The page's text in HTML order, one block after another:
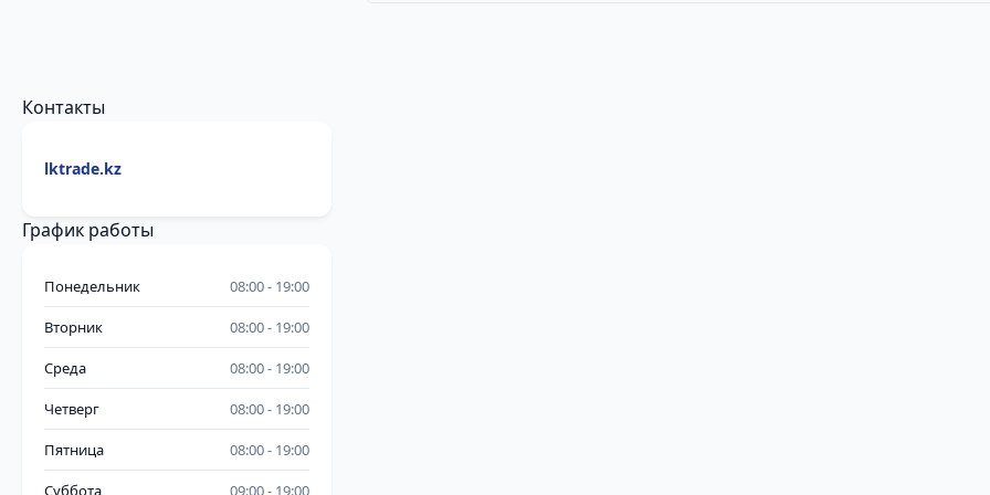
Контакты
lktrade.kz
График работы
Понедельник 08:00 19:00
Вторник 08:00 19:00
Среда 08:00 19:00
Четверг 08:00 19:00
Пятница 08:00 19:00
Суббота 09:00 19:00